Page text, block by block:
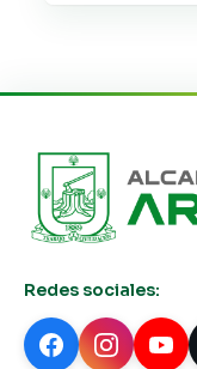
Redes sociales: